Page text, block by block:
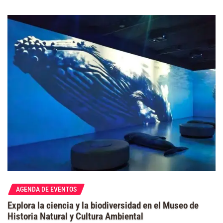
AGENDA DE EVENTOS
Explora la ciencia y la biodiversidad en el Museo de
Historia Natural y Cultura Ambiental